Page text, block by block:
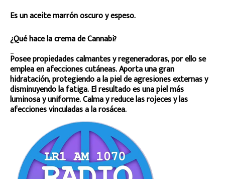
Es un aceite marrón oscuro y espeso.
¿Qué hace la crema de Cannabi?
Posee propiedades calmantes y regeneradoras, por ello se
emplea en afecciones cutáneas. Aporta una gran
hidratación, protegiendo a la piel de agresiones externas y
disminuyendo la fatiga. El resultado es una piel más
luminosa y uniforme. Calma y reduce las rojeces y las
afecciones vinculadas a la rosácea.